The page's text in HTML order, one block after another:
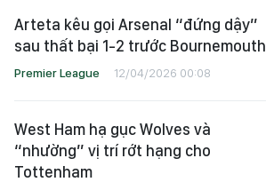
Arteta kêu gọi Arsenal “đứng dậy”
sau thất bại 1-2 trước Bournemouth
Premier League 12/04/2026 00:08
West Ham hạ gục Wolves và
“nhường” vị trí rớt hạng cho
Tottenham